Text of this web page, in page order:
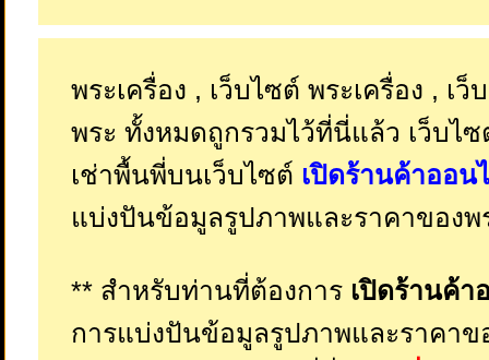
พระเครื่อง , เว็บไซต์ พระเครื่อง , เ
พระ ทั้งหมดถูกรวมไว้ที่นี่แล้ว เว็บไ
เช่าพื้นพี่บนเว็บไซต์ เปิดร้านค้าออน
แบ่งปันข้อมูลรูปภาพและราคาของพ
** สำหรับท่านที่ต้องการ เปิดร้านค้า
การแบ่งปันข้อมูลรูปภาพและราคาข